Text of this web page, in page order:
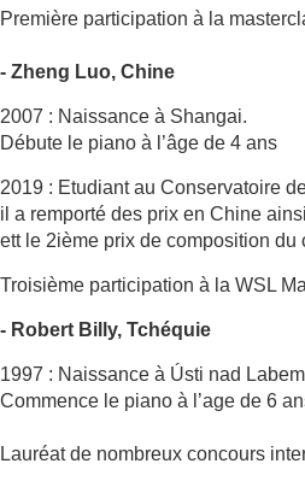
Première participation à la
- Zheng Luo, Chine
2007 : Naissance à Shangai.
Débute le piano à l’âge de 4 ans
2019 : Etudiant au Conservatoire
il a remporté des prix en Chine
ett le 2ième prix de composition
Troisième participation à la WSL
- Robert Billy, Tchéquie
1997 : Naissance à Ústi nad Labem
Commence le piano à l’age de 6
Lauréat de nombreux concours